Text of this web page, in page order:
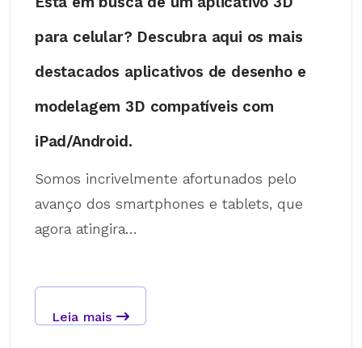
para celular? Descubra aqui os mais
destacados aplicativos de desenho e
modelagem 3D compatíveis com
iPad/Android.
Somos incrivelmente afortunados pelo
avanço dos smartphones e tablets, que
agora atingira...
Leia mais